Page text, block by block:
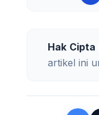
Hak Cipta
artikel ini